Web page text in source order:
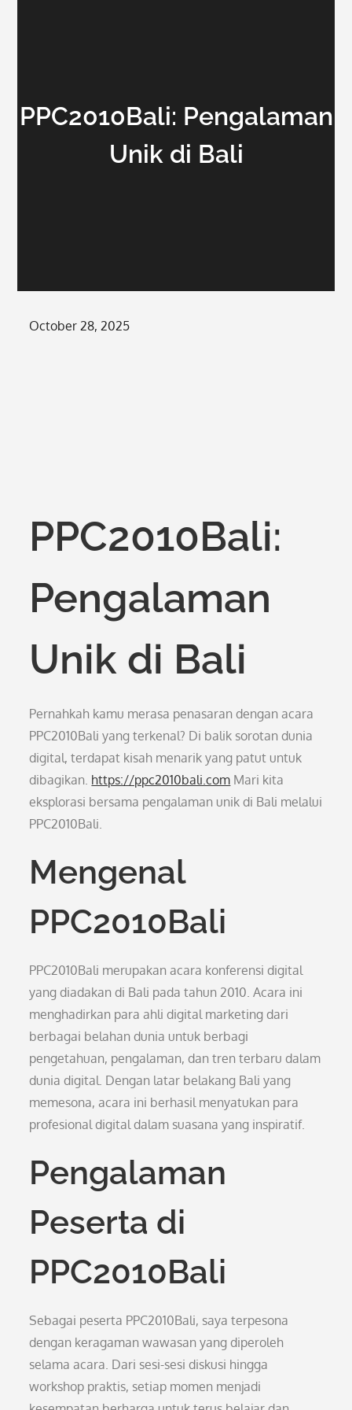
PPC2010Bali: Pengalaman
Unik di Bali
Posted
October 28, 2025
PPC2010Bali:
Pengalaman
Unik di Bali
Pernahkah kamu merasa penasaran dengan acara
PPC2010Bali yang terkenal? Di balik sorotan dunia
digital, terdapat kisah menarik yang patut untuk
dibagikan. https://ppc2010bali.com Mari kita
eksplorasi bersama pengalaman unik di Bali melalui
PPC2010Bali.
Mengenal
PPC2010Bali
PPC2010Bali merupakan acara konferensi digital
yang diadakan di Bali pada tahun 2010. Acara ini
menghadirkan para ahli digital marketing dari
berbagai belahan dunia untuk berbagi
pengetahuan, pengalaman, dan tren terbaru dalam
dunia digital. Dengan latar belakang Bali yang
memesona, acara ini berhasil menyatukan para
profesional digital dalam suasana yang inspiratif.
Pengalaman
Peserta di
PPC2010Bali
Sebagai peserta PPC2010Bali, saya terpesona
dengan keragaman wawasan yang diperoleh
selama acara. Dari sesi-sesi diskusi hingga
workshop praktis, setiap momen menjadi